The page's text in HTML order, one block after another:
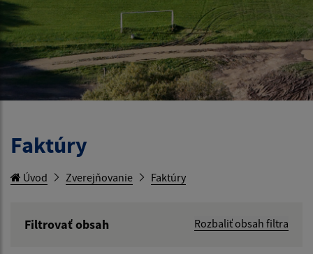
Faktúry
Úvod Zverejňovanie Faktúry
Filtrovať obsah
Rozbaliť obsah filtra